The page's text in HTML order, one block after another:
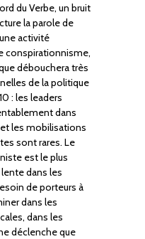
du Verbe, un bruit
la parole de
activité
conspirationnisme,
débouchera très
de la politique
: les leaders
dans
les mobilisations
sont rares. Le
est le plus
dans les
de porteurs à
dans les
dans les
déclenche que